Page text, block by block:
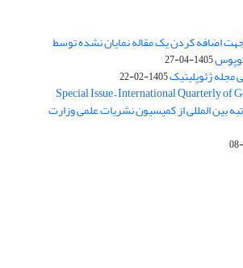
اضافه کردن یک مقاله نمایان نشده توسط
1405-04-27
ژئوپلیتیک1405-02-22
Special Issue – International Quarterly of
بین المللی از کمیسیون نشریات علمی وزارت